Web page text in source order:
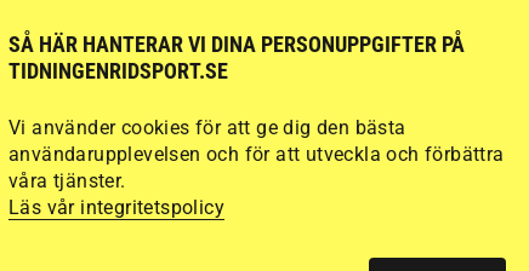
RIDSPORT
BLOGGAR
SÅ HÄR HANTERAR VI DINA PERSONUPPGIFTER PÅ
TIDNINGENRIDSPORT.SE
Vi använder cookies för att ge dig den bästa
användarupplevelsen och för att utveckla och förbättra
våra tjänster.
Läs vår integritetspolicy